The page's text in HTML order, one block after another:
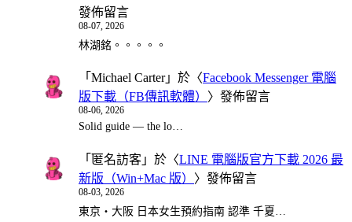
發佈留言
08-07, 2026
林湖銘。。。。。
「 Michael Carter」於〈Facebook Messenger 電腦
版下載（FB傳訊軟體） 〉發佈留言
08-06, 2026
Solid guide — the lo…
「 匿名訪客 」於〈LINE 電腦版官方下載 2026 最
新版（Win+Mac 版） 〉發佈留言
08-03, 2026
東京・大阪 日本女生預約指南 認準 千夏…